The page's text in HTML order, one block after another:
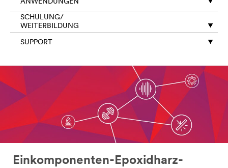
ANWENDUNGEN
SCHULUNG/
WEITERBILDUNG
SUPPORT
Einkomponenten-Epoxidharz-